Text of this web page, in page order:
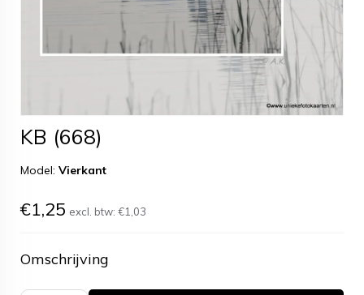
KB (668)
Model: Vierkant
€1,25 excl. btw: €1,03
Omschrijving